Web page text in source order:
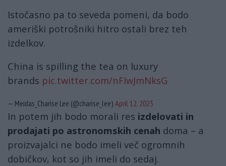
Istočasno pa to seveda pomeni, da bodo
ameriški potrošniki hitro ostali brez teh
izdelkov.
China is spilling the tea on luxury
brands pic.twitter.com/nFIwJmNksG
— Meidas_Charise Lee (@charise_lee) April 12, 2025
In potem jih bodo morali res izdelovati in
prodajati po astronomskih cenah doma – a
proizvajalci ne bodo imeli več ogromnih
dobičkov, kot so jih imeli do sedaj.